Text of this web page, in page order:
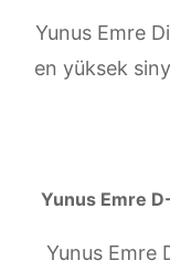
Yunus Emre
en yüksek
Yunus Emre
Yunus Emre